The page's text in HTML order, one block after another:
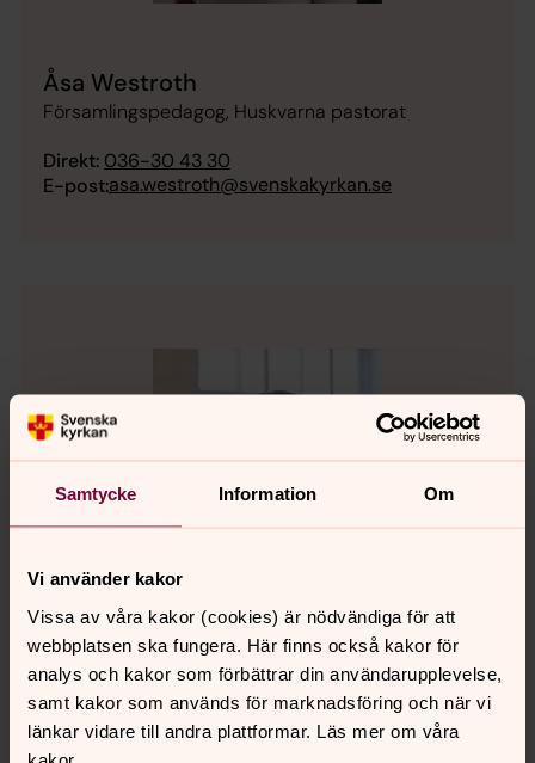
Samtycke Information Om
Vi använder kakor
Vissa av våra kakor (cookies) är nödvändiga för att
webbplatsen ska fungera. Här finns också kakor för
analys och kakor som förbättrar din användarupplevelse,
samt kakor som används för marknadsföring och när vi
länkar vidare till andra plattformar. Läs mer om våra
kakor.
Åsa Westroth
Församlingspedagog, Huskvarna pastorat
Direkt: 036-30 43 30
E-post:asa.westroth@svenskakyrkan.se
Mattias Wallentin
Församlingsassistent, Huskvarna pastorat